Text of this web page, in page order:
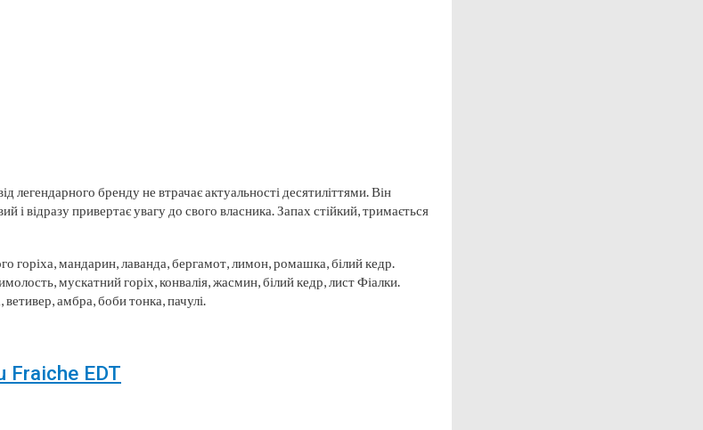
легендарного бренду не втрачає актуальності десятиліттями. Він
і відразу привертає увагу до свого власника. Запах стійкий, тримається
горіха, мандарин, лаванда, бергамот, лимон, ромашка, білий кедр.
мускатний горіх, конвалія, жасмин, білий кедр, лист Фіалки.
амбра, боби тонка, пачулі.
Fraiche EDT